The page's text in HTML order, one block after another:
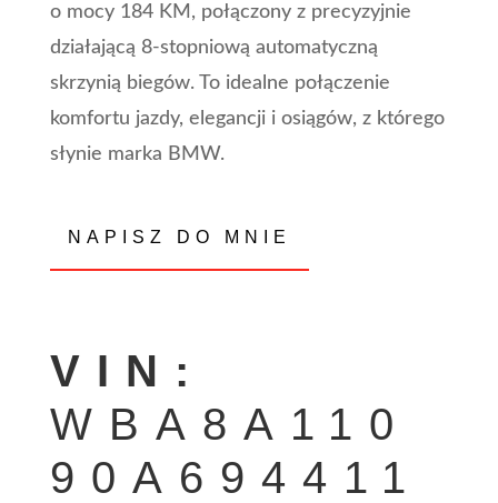
o mocy 184 KM, połączony z precyzyjnie
działającą 8-stopniową automatyczną
skrzynią biegów. To idealne połączenie
komfortu jazdy, elegancji i osiągów, z którego
słynie marka BMW.
NAPISZ DO MNIE
VIN:
WBA8A110
90A694411